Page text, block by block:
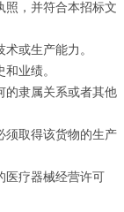
照，并符合本招标文
或生产能力。
业绩。
的隶属关系或者其他
须取得该货物的生产
医疗器械经营许可